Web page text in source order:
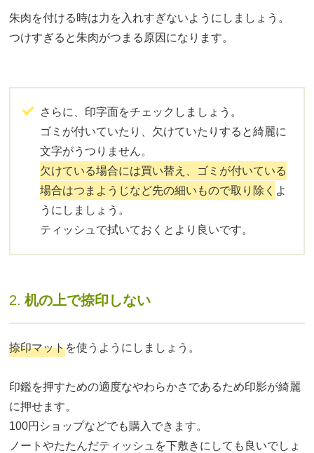
朱肉を付ける時は力を入れすぎないようにしましょう。
つけすぎると朱肉がつまる原因になります。
さらに、印字面をチェックしましょう。
ゴミが付いていたり、欠けていたりすると綺麗に
文字がうつりません。
欠けている場合には買い替え、ゴミが付いている
場合はつまようじなど先の細いもので取り除く よ
うにしましょう。
ティッシュで拭いておくとより良いです。
2. 机の上で捺印しない
捺印マットを使うようにしましょう。
印鑑を押すための適度なやわらかさであるため印影が綺麗
に押せます。
100円ショップなどでも購入できます。
ノートやたたんだティッシュを下敷きにしても良いでしょ